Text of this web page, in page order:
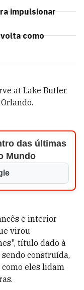
impulsionar
como
at Lake Butler
das últimas
Mundo
e interior
virou
título dado à
construída,
como eles lidam